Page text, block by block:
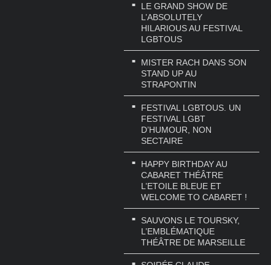
LE GRAND SHOW DE
L’ABSOLUTELY
HILARIOUS AU FESTIVAL
LGBTOUS
MISTER RACH DANS SON
STAND UP AU
STRAPONTIN
FESTIVAL LGBTOUS. UN
FESTIVAL LGBT
D’HUMOUR, NON
SECTAIRE
HAPPY BIRTHDAY AU
CABARET THÉÂTRE
L’ETOILE BLEUE ET
WELCOME TO CABARET !
SAUVONS LE TOURSKY,
L’EMBLÉMATIQUE
THÉÂTRE DE MARSEILLE